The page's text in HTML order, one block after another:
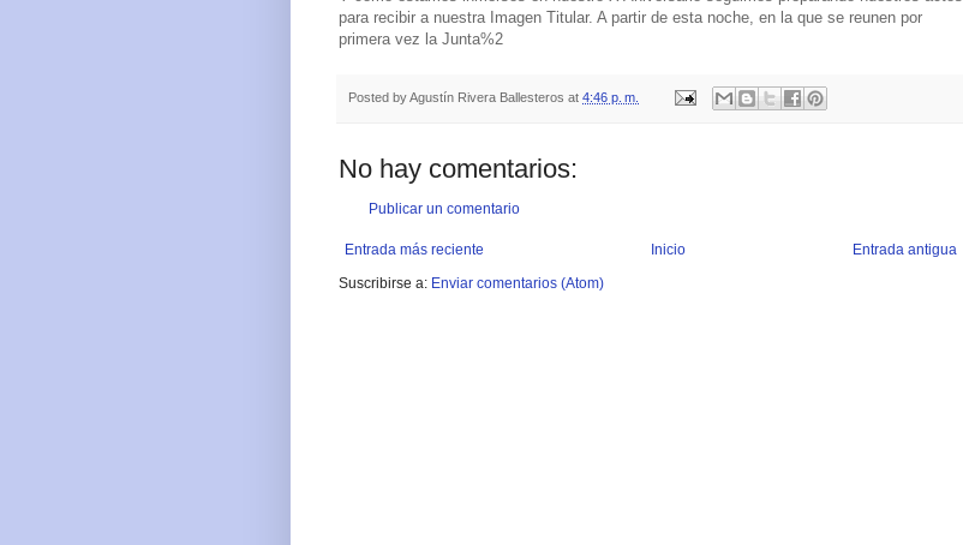
para recibir a nuestra Imagen Titular. A partir de esta noche, en la que se reunen por
primera vez la Junta%2
Posted byAgustín Rivera Ballesteros at 4:46 p. m.
No hay comentarios:
Publicar un comentario
Entrada más reciente Entrada antigua
Inicio
Suscribirse a: Enviar comentarios (Atom)